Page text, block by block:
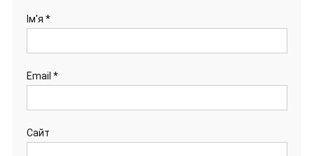
Ім'я *
Email *
Сайт